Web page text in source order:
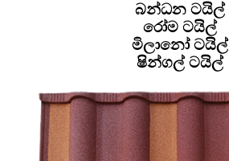
බන්ධන ටයිල්
රෝම ටයිල්
මිලානෝ ටයිල්
ෂින්ගල් ටයිල්